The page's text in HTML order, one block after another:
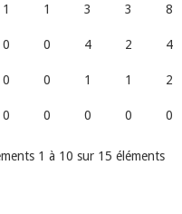
1 1 3 3 8
0 0 4 2 4
0 0 1 1 2
0 0 0 0 0
1 à 10 sur 15 éléments